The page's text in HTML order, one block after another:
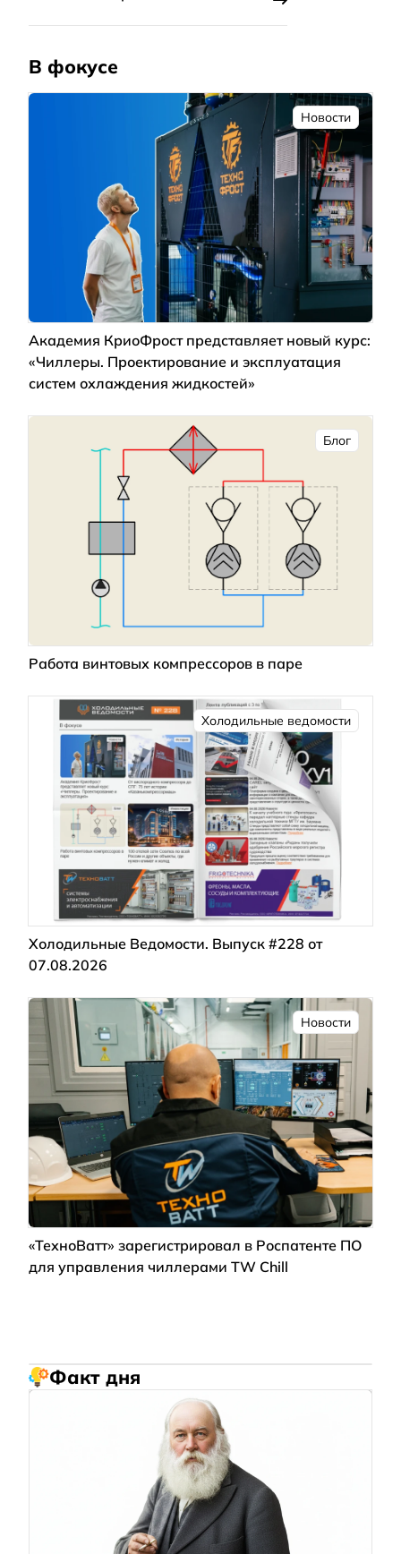
В фокусе
Новости
Академия КриоФрост представляет новый курс:
«Чиллеры. Проектирование и эксплуатация
систем охлаждения жидкостей»
Блог
Работа винтовых компрессоров в паре
Холодильные ведомости
Холодильные Ведомости. Выпуск #228 от
07.08.2026
Новости
«ТехноВатт» зарегистрировал в Роспатенте ПО
для управления чиллерами TW Chill
Факт дня